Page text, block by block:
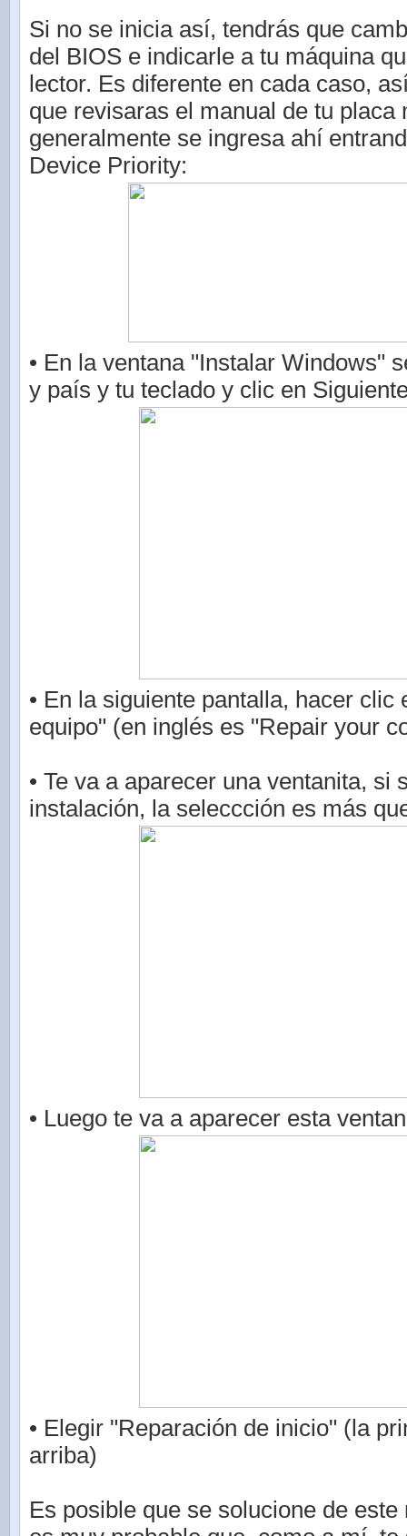
Si no se inicia así, tendrás que
del BIOS e indicarle a tu máquina
lector. Es diferente en cada caso,
que revisaras el manual de tu placa
generalmente se ingresa ahí
Device Priority:
• En la ventana "Instalar Windows"
y país y tu teclado y clic en
• En la siguiente pantalla, hacer clic
equipo" (en inglés es "Repair your
• Te va a aparecer una ventanita, si
instalación, la seleccción es más
• Luego te va a aparecer esta
• Elegir "Reparación de inicio" (la
arriba)
Es posible que se solucione de